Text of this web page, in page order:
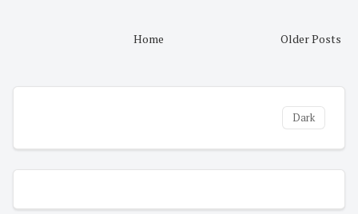
Older Posts
Home
Dark